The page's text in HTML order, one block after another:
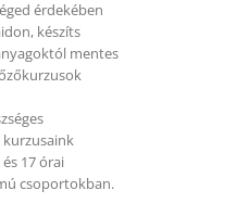
érdekében
készíts
mentes
17 órai
csoportokban.